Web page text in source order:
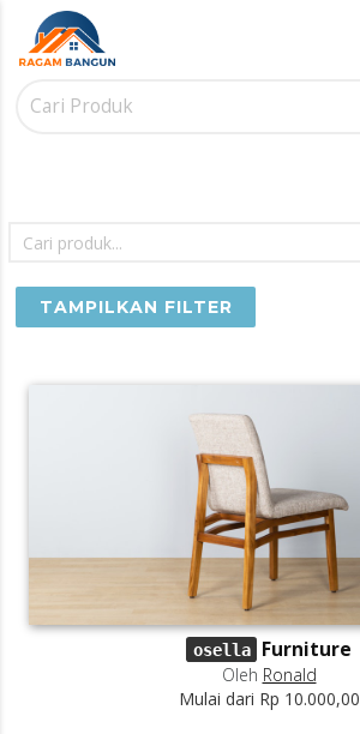
TAMPILKAN FILTER
osella Furniture
Oleh Ronald
Mulai dari Rp 10.000,00